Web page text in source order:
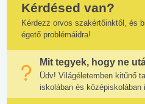
Kérdésed van?
Kérdezz orvos szakértőinktől, és
égető problémáidra!
Mit tegyek, hogy ne
Üdv! Világéletemben kitűnő
iskolában és középiskolában